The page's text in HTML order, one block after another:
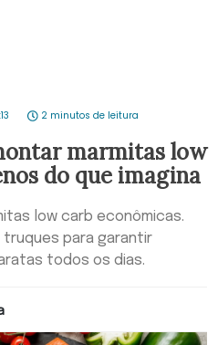
2 minutos de leitura
marmitas low
do que imagina
low carb econômicas.
para garantir
todos os dias.